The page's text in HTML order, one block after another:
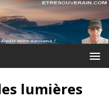
lumières